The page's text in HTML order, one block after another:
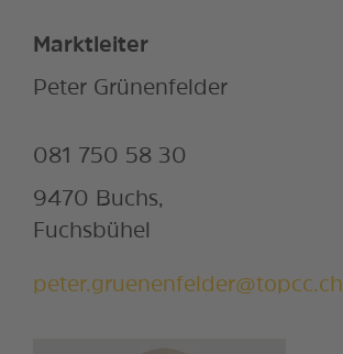
Marktleiter
Peter Grünenfelder
081 750 58 30
9470 Buchs,
Fuchsbühel
peter.gruenenfelder@topcc.ch